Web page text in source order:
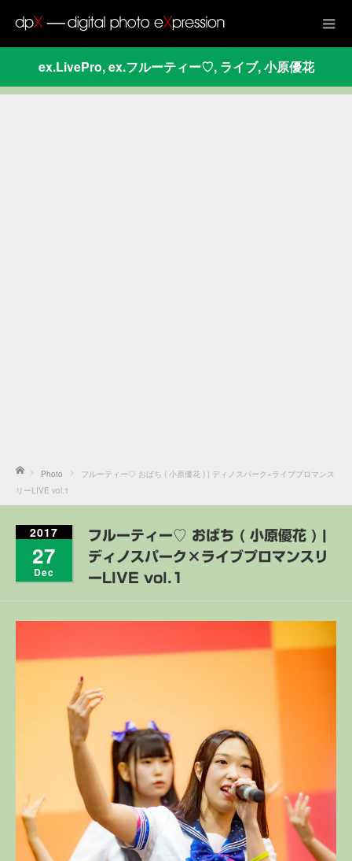
ex.LivePro,ex.フルーティー♡, ライブ,小原優花
Home Photo
フルーティー♡ おばち ( 小原優花 ) | ディノスパーク×ライブプロマンス
リーLIVE vol.1
2017
27
Dec
フルーティー♡ おばち ( 小原優花 ) |
ディノスパーク×ライブプロマンスリ
ーLIVE vol.1